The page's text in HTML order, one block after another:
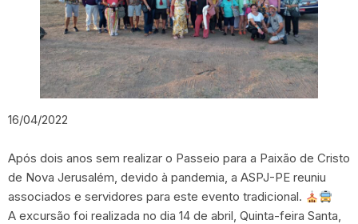
16/04/2022
Após dois anos sem realizar o Passeio para a Paixão de Cristo
de Nova Jerusalém, devido à pandemia, a ASPJ-PE reuniu
associados e servidores para este evento tradicional.
A excursão foi realizada no dia 14 de abril, Quinta-feira Santa,